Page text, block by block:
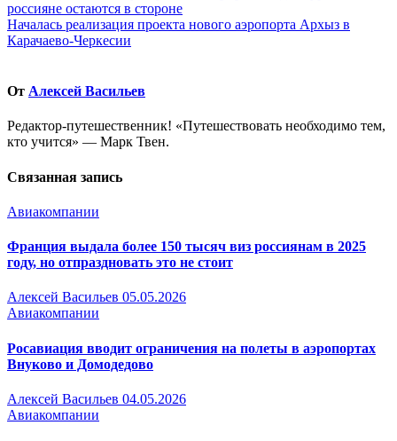
по
записям
россияне остаются в стороне
Началась реализация проекта нового аэропорта Архыз в
Карачаево-Черкесии
От Алексей Васильев
Редактор-путешественник! «Путешествовать необходимо тем,
кто учится» — Марк Твен.
Связанная запись
Авиакомпании
Франция выдала более 150 тысяч виз россиянам в 2025
году, но отпраздновать это не стоит
Алексей Васильев 05.05.2026
Авиакомпании
Росавиация вводит ограничения на полеты в аэропортах
Внуково и Домодедово
Алексей Васильев 04.05.2026
Авиакомпании